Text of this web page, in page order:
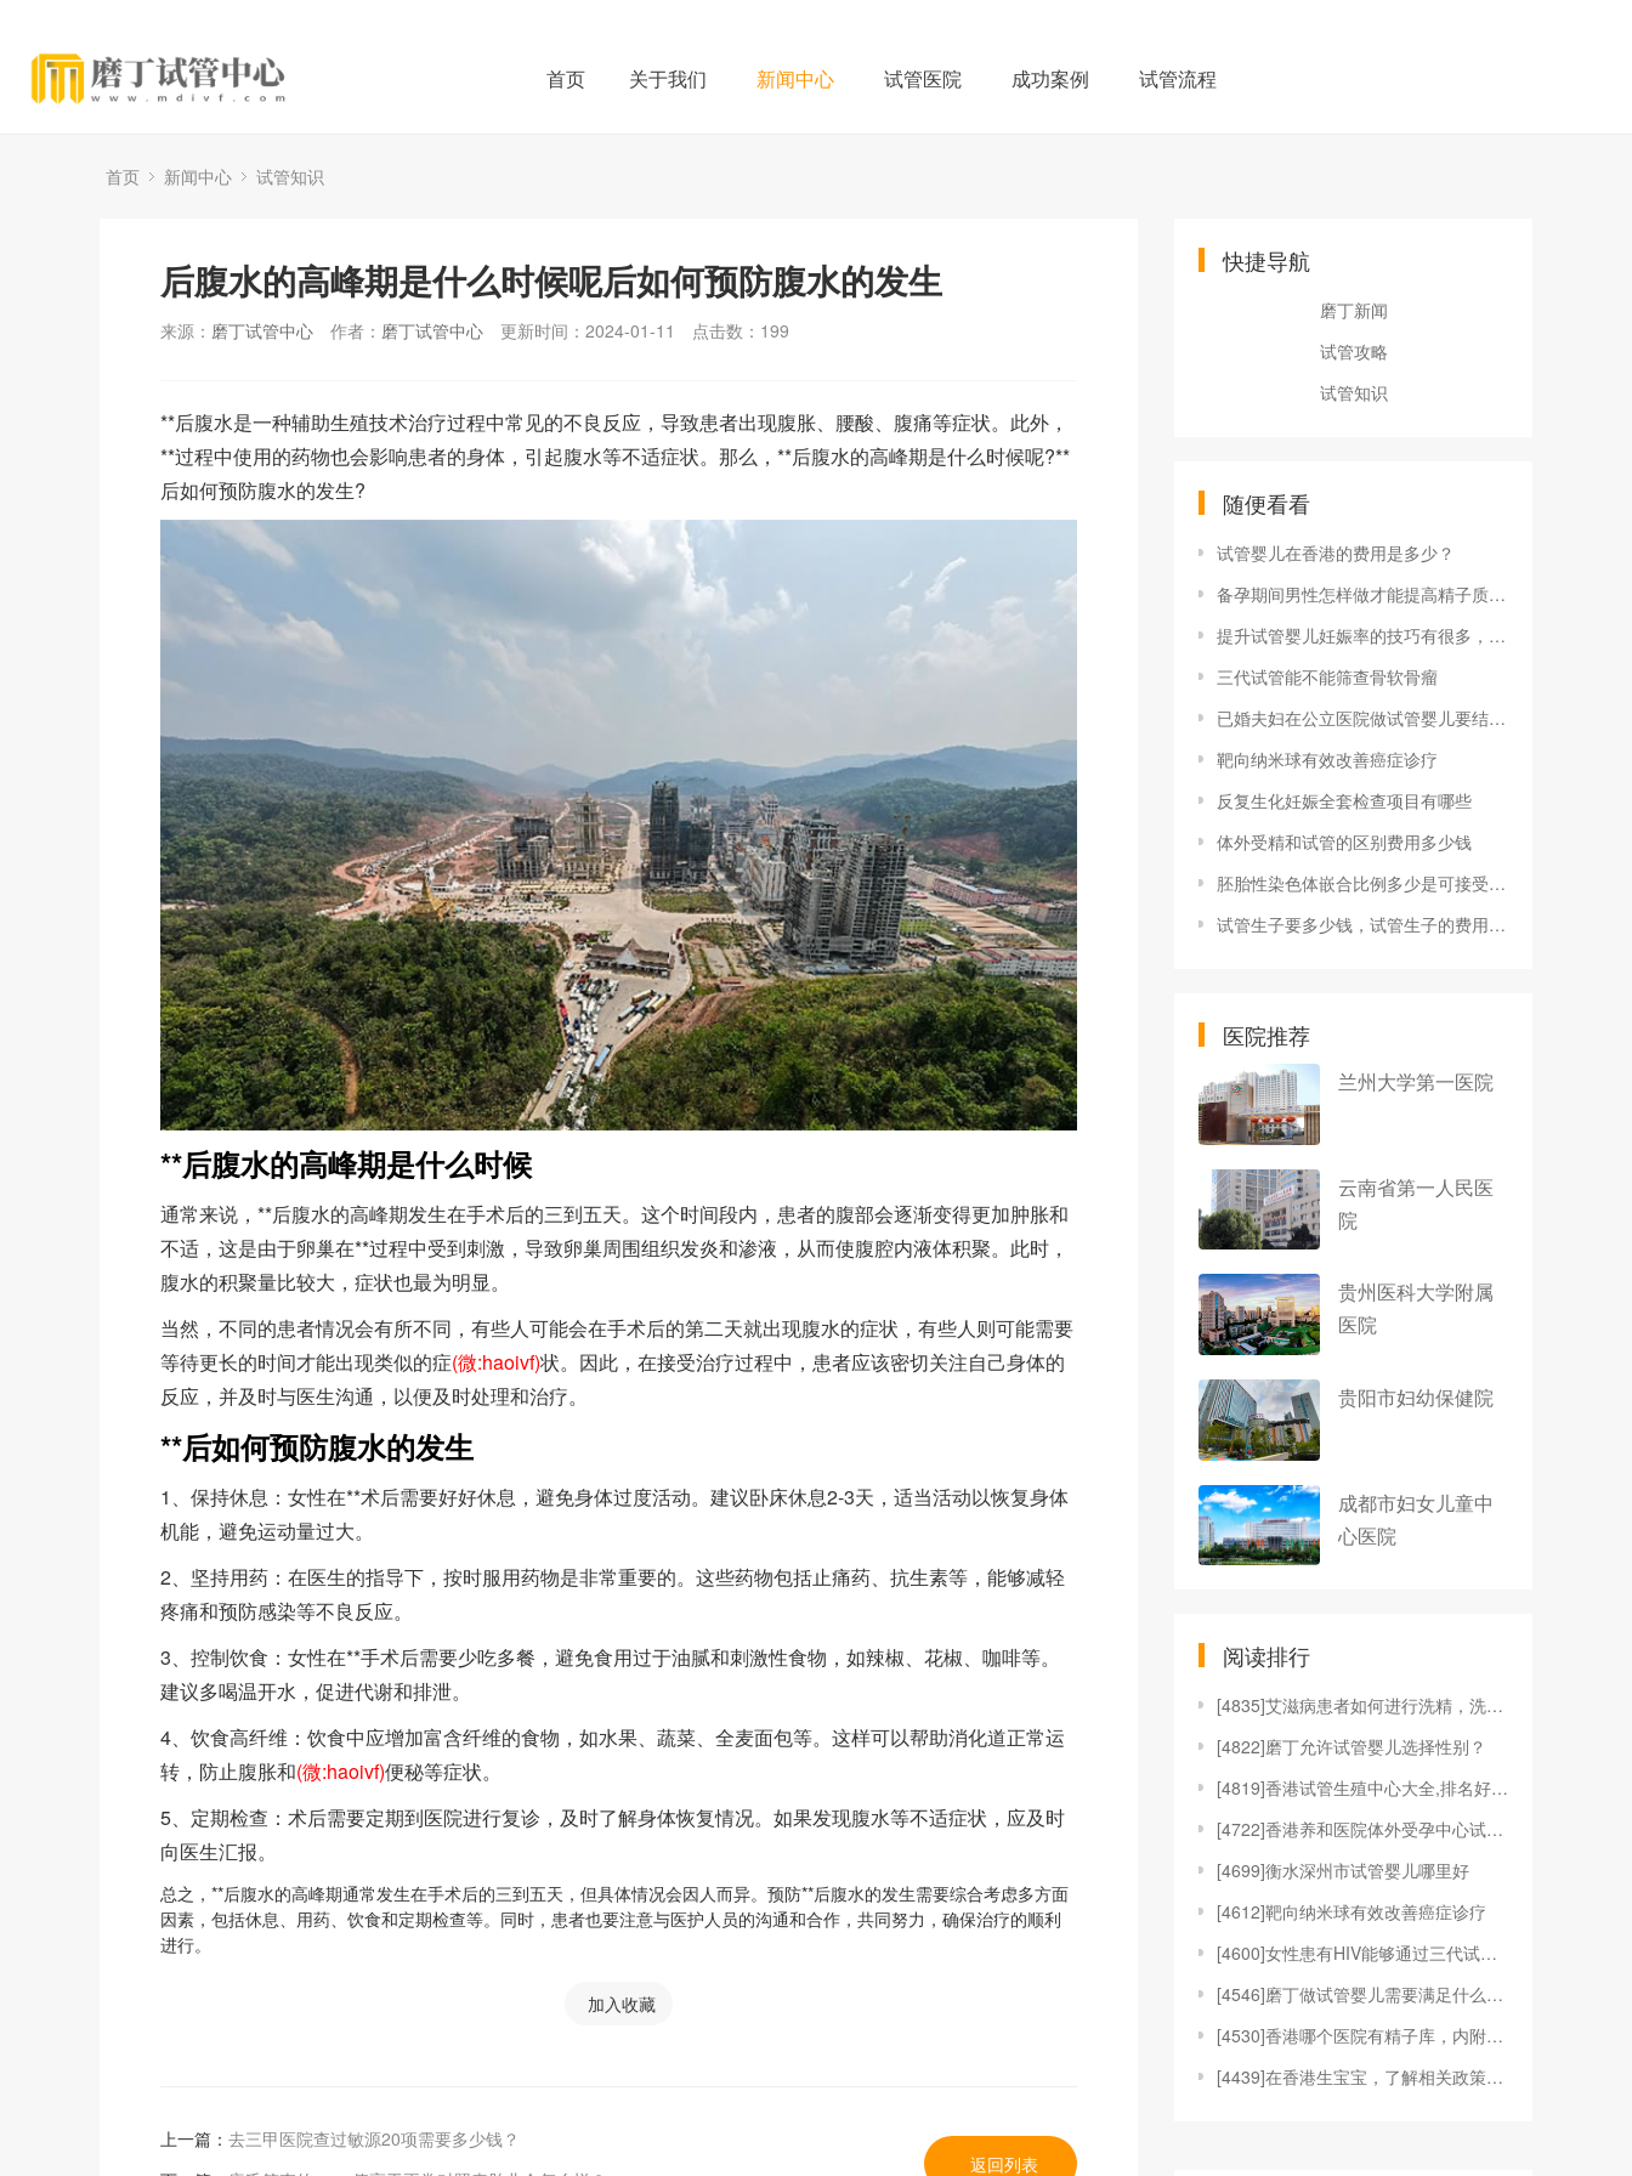
首页 关于我们 新闻中心 试管医院 成功案例 试管流程
首页 新闻中心 试管知识
后腹水的高峰期是什么时候呢后如何预防腹水的发生
来源： 磨丁试管中心 作者： 磨丁试管中心 更新时间：2024-01-11 点击数： 199
**后腹水是一种辅助生殖技术治疗过程中常见的不良反应，导致患者出现腹胀、腰酸、腹痛等症状。此外，
**过程中使用的药物也会影响患者的身体，引起腹水等不适症状。那么，**后腹水的高峰期是什么时候呢?**
后如何预防腹水的发生?
**后腹水的高峰期是什么时候
通常来说，**后腹水的高峰期发生在手术后的三到五天。这个时间段内，患者的腹部会逐渐变得更加肿胀和
不适，这是由于卵巢在**过程中受到刺激，导致卵巢周围组织发炎和渗液，从而使腹腔内液体积聚。此时，
腹水的积聚量比较大，症状也最为明显。
当然，不同的患者情况会有所不同，有些人可能会在手术后的第二天就出现腹水的症状，有些人则可能需要
等待更长的时间才能出现类似的症(微:haoivf)状。因此，在接受治疗过程中，患者应该密切关注自己身体的
反应，并及时与医生沟通，以便及时处理和治疗。
**后如何预防腹水的发生
1、保持休息：女性在**术后需要好好休息，避免身体过度活动。建议卧床休息2-3天，适当活动以恢复身体
机能，避免运动量过大。
2、坚持用药：在医生的指导下，按时服用药物是非常重要的。这些药物包括止痛药、抗生素等，能够减轻
疼痛和预防感染等不良反应。
3、控制饮食：女性在**手术后需要少吃多餐，避免食用过于油腻和刺激性食物，如辣椒、花椒、咖啡等。
建议多喝温开水，促进代谢和排泄。
4、饮食高纤维：饮食中应增加富含纤维的食物，如水果、蔬菜、全麦面包等。这样可以帮助消化道正常运
转，防止腹胀和(微:haoivf)便秘等症状。
5、定期检查：术后需要定期到医院进行复诊，及时了解身体恢复情况。如果发现腹水等不适症状，应及时
向医生汇报。
总之，**后腹水的高峰期通常发生在手术后的三到五天，但具体情况会因人而异。预防**后腹水的发生需要综合考虑多方面
因素，包括休息、用药、饮食和定期检查等。同时，患者也要注意与医护人员的沟通和合作，共同努力，确保治疗的顺利
进行。
加入收藏
上一篇： 去三甲医院查过敏源20项需要多少钱？
返回列表
快捷导航
磨丁新闻
试管攻略
试管知识
随便看看
试管婴儿在香港的费用是多少？
备孕期间男性怎样做才能提高精子质量有哪些注意事项？
提升试管婴儿妊娠率的技巧有很多，这几个常被过来人推荐
三代试管能不能筛查骨软骨瘤
已婚夫妇在公立医院做试管婴儿要结婚证有立法吗
靶向纳米球有效改善癌症诊疗
反复生化妊娠全套检查项目有哪些
体外受精和试管的区别费用多少钱
胚胎性染色体嵌合比例多少是可接受的范围？
试管生子要多少钱，试管生子的费用及增加成功概率秘诀
医院推荐
兰州大学第一医院
云南省第一人民医
院
贵州医科大学附属
医院
贵阳市妇幼保健院
成都市妇女儿童中
心医院
阅读排行
[4835]艾滋病患者如何进行洗精，洗精技术适应于哪
[4822]磨丁允许试管婴儿选择性别？
[4819]香港试管生殖中心大全,排名好的机构都在这
[4722]香港养和医院体外受孕中心试管婴儿技术
[4699]衡水深州市试管婴儿哪里好
[4612]靶向纳米球有效改善癌症诊疗
[4600]女性患有HIV能够通过三代试管婴儿技术来
[4546]磨丁做试管婴儿需要满足什么条件?
[4530]香港哪个医院有精子库，内附具体捐精、供精
[4439]在香港生宝宝，了解相关政策和福利